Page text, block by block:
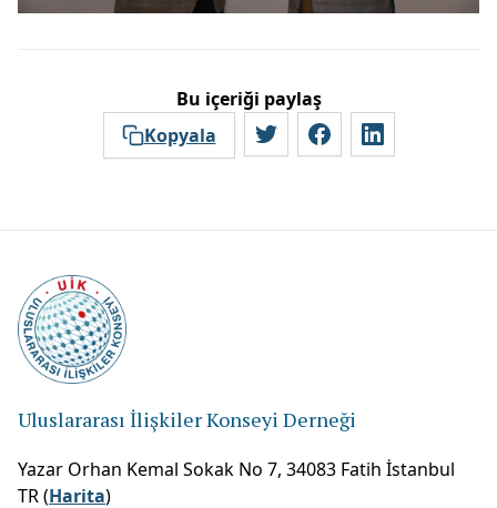
Bu içeriği paylaş
Kopyala
Uluslararası İlişkiler Konseyi Derneği
Yazar Orhan Kemal Sokak No 7, 34083 Fatih İstanbul
TR (Harita)